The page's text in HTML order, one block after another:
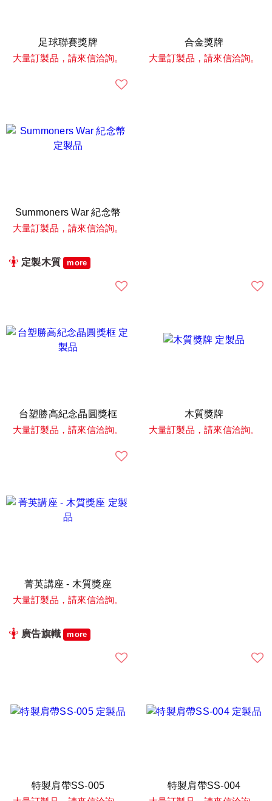
足球聯賽獎牌
大量訂製品，請來信洽詢。
合金獎牌
大量訂製品，請來信洽詢。
Summoners War 紀念幣
大量訂製品，請來信洽詢。
定製木質 more
台塑勝高紀念晶圓獎框
大量訂製品，請來信洽詢。
木質獎牌
大量訂製品，請來信洽詢。
菁英講座 - 木質獎座
大量訂製品，請來信洽詢。
廣告旗幟 more
特製肩帶SS-005 特製肩帶SS-004